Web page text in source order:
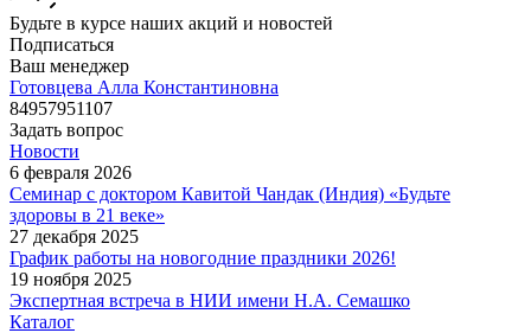
Будьте в курсе наших акций и новостей
Подписаться
Ваш менеджер
Готовцева Алла Константиновна
84957951107
Задать вопрос
Новости
6 февраля 2026
Семинар с доктором Кавитой Чандак (Индия) «Будьте
здоровы в 21 веке»
27 декабря 2025
График работы на новогодние праздники 2026!
19 ноября 2025
Экспертная встреча в НИИ имени Н.А. Семашко
Каталог